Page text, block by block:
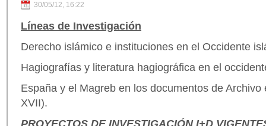
30/05/12, 16:22
Líneas de Investigación
Derecho islámico e instituciones en el Occidente
Hagiografías y literatura hagiográfica en el
España y el Magreb en los documentos de
XVII).
PROYECTOS DE INVESTIGACIÓN I+D